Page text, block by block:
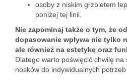
osoby z niskim grzbietem
poniżej tej linii.
Nie zapominaj także o tym, że
dopasowanie wpływa nie tylko
ale również na estetykę oraz
Dlatego warto poświęcić chwilę
nosków do indywidualnych